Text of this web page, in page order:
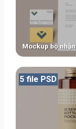
Mockup bộ
5 file PSD